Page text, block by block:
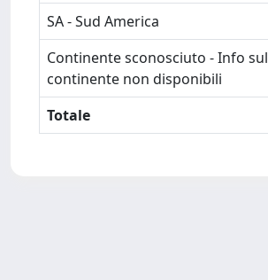
SA - Sud America
Continente sconosciuto - Info sul
continente non disponibili
Totale